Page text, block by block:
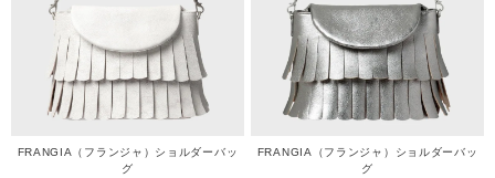
FRANGIA（フランジャ）ショルダーバッ
グ
FRANGIA（フランジャ）ショルダーバッ
グ